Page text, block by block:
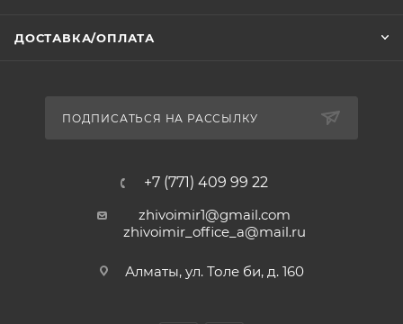
ДОСТАВКА/ОПЛАТА
ПОДПИСАТЬСЯ НА РАССЫЛКУ
+7 (771) 409 99 22
zhivoimir1@gmail.com
zhivoimir_office_a@mail.ru
Алматы, ул. Толе би, д. 160